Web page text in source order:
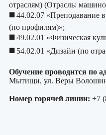
отраслям) (Отрасль:
◼️44.02.07 «Преподавание
(по профилям)»;
◼️49.02.01 «Физическая
◼️ 54.02.01 «Дизайн (по
Обучение проводится по
Мытищи, ул. Веры
Номер горячей линии: +7